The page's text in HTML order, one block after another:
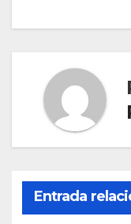
Entrada